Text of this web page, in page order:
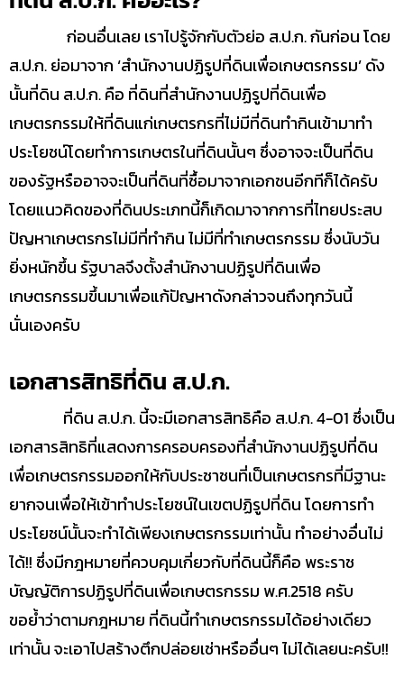
ก่อนอื่นเลย เราไปรู้จักกับตัวย่อ ส.ป.ก. กันก่อน โดย
ส.ป.ก. ย่อมาจาก ‘สำนักงานปฏิรูปที่ดินเพื่อเกษตรกรรม’ ดัง
นั้นที่ดิน ส.ป.ก. คือ ที่ดินที่สำนักงานปฏิรูปที่ดินเพื่อ
เกษตรกรรมให้ที่ดินแก่เกษตรกรที่ไม่มีที่ดินทำกินเข้ามาทำ
ประโยชน์โดยทำการเกษตรในที่ดินนั้นๆ ซึ่งอาจจะเป็นที่ดิน
ของรัฐหรืออาจจะเป็นที่ดินที่ซื้อมาจากเอกชนอีกทีก็ได้ครับ
โดยแนวคิดของที่ดินประเภทนี้ก็เกิดมาจากการที่ไทยประสบ
ปัญหาเกษตรกรไม่มีที่ทำกิน ไม่มีที่ทำเกษตรกรรม ซึ่งนับวัน
ยิ่งหนักขึ้น รัฐบาลจึงตั้งสำนักงานปฏิรูปที่ดินเพื่อ
เกษตรกรรมขึ้นมาเพื่อแก้ปัญหาดังกล่าวจนถึงทุกวันนี้
นั่นเองครับ
เอกสารสิทธิที่ดิน ส.ป.ก.
ที่ดิน ส.ป.ก. นี้จะมีเอกสารสิทธิคือ ส.ป.ก. 4-01 ซึ่งเป็น
เอกสารสิทธิที่แสดงการครอบครองที่สำนักงานปฏิรูปที่ดิน
เพื่อเกษตรกรรมออกให้กับประชาชนที่เป็นเกษตรกรที่มีฐานะ
ยากจนเพื่อให้เข้าทำประโยชน์ในเขตปฏิรูปที่ดิน โดยการทำ
ประโยชน์นั้นจะทำได้เพียงเกษตรกรรมเท่านั้น ทำอย่างอื่นไม่
ได้!! ซึ่งมีกฎหมายที่ควบคุมเกี่ยวกับที่ดินนี้ก็คือ พระราช
บัญญัติการปฏิรูปที่ดินเพื่อเกษตรกรรม พ.ศ.2518 ครับ
ขอย้ำว่าตามกฎหมาย ที่ดินนี้ทำเกษตรกรรมได้อย่างเดียว
เท่านั้น จะเอาไปสร้างตึกปล่อยเช่าหรืออื่นๆ ไม่ได้เลยนะครับ!!